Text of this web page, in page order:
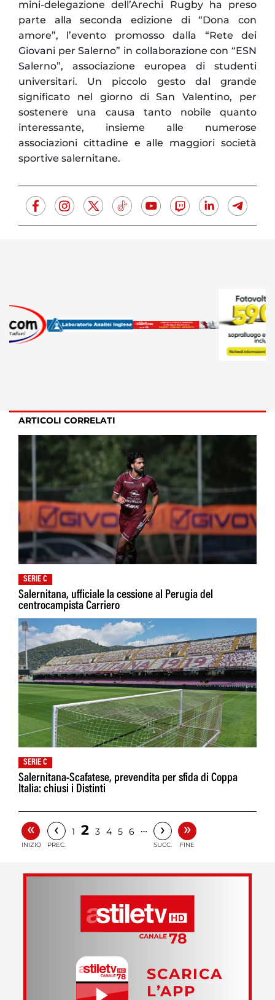
mini-delegazione dell’Arechi Rugby ha preso
parte alla seconda edizione di “Dona con
amore”, l’evento promosso dalla “Rete dei
Giovani per Salerno” in collaborazione con “ESN
Salerno”, associazione europea di studenti
universitari. Un piccolo gesto dal grande
significato nel giorno di San Valentino, per
sostenere una causa tanto nobile quanto
interessante, insieme alle numerose
associazioni cittadine e alle maggiori società
sportive salernitane.
ARTICOLI CORRELATI
SERIE C
Salernitana, ufficiale la cessione al Perugia del
centrocampista Carriero
SERIE C
Salernitana-Scafatese, prevendita per sfida di Coppa
Italia: chiusi i Distinti
«
INIZIO
‹
PREC.
1 2 3 4 5 6 … ›
SUCC.
»
FINE
SCARICA
L’APP